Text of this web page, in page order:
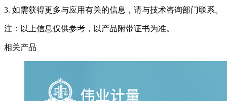
3. 如需获得更多与应用有关的信息，请与技术咨询部门联系。
注：以上信息仅供参考，以产品附带证书为准。
相关产品